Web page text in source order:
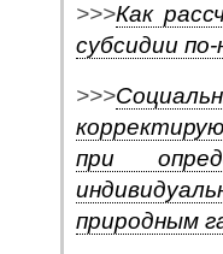
>>>Как
субсидии
>>>
при
природным